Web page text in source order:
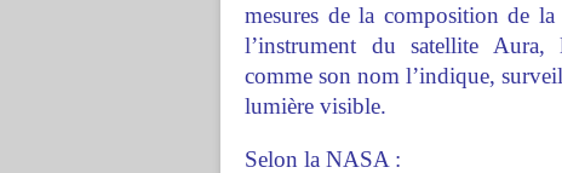
mesures de la composition de la
l’instrument du satellite
comme son nom l’indique,
lumière visible.
Selon la NASA :